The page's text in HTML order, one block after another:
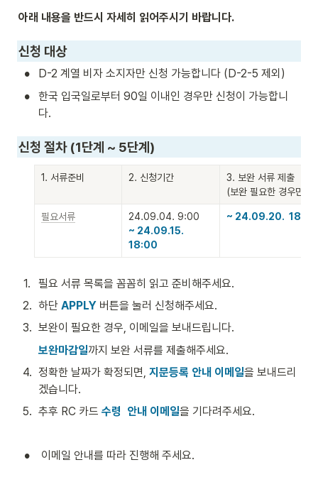
아래 내용을 반드시 자세히 읽어주시기 바랍니다.
신청 대상
• D-2 계열 비자 소지자만 신청 가능합니다 (D-2-5 제외)
•
한국 입국일로부터 90일 이내인 경우만 신청이 가능합니
다.
신청 절차 (1단계 ~ 5단계)
1. 서류준비 2. 신청기간
3. 보완 서류 제출
(보완 필요한 경우만)
필요서류
~ 24.09.15.
18:00
~ 24.09.20.  18:00
1.
필요 서류 목록을 꼼꼼히 읽고 준비해주세요.
2. 하단 APPLY 버튼을 눌러 신청해주세요.
3. 보완이 필요한 경우, 이메일을 보내드립니다.
보완마감일까지 보완 서류를 제출해주세요.
4. 정확한 날짜가 확정되면, 지문등록 안내 이메일을 보내드리
겠습니다.
5. 추후 RC 카드 수령  안내 이메일을 기다려주세요.
• 이메일 안내를 따라 진행해 주세요.